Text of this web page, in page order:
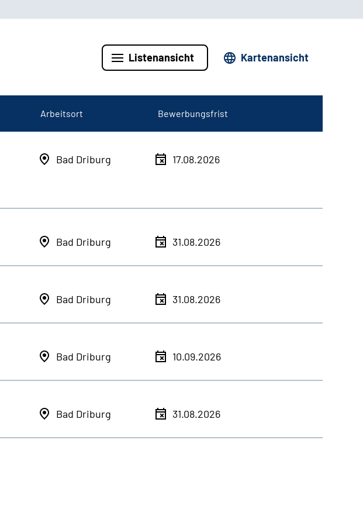
Listenansicht Kartenansicht
Arbeitsort Bewerbungsfrist
Bad Driburg 17.08.2026
Bad Driburg 31.08.2026
Bad Driburg 31.08.2026
Bad Driburg 10.09.2026
Bad Driburg 31.08.2026